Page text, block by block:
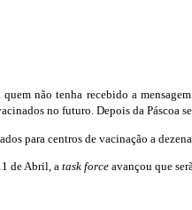
não tenha recebido a
no futuro. Depois da Páscoa
para centros de vacinação a
de Abril, a task force avançou que